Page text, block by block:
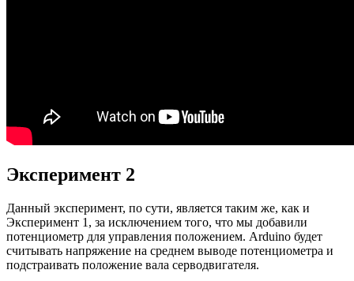
Эксперимент 2
Данный эксперимент, по сути, является таким же, как и
Эксперимент 1, за исключением того, что мы добавили
потенциометр для управления положением. Arduino будет
считывать напряжение на среднем выводе потенциометра и
подстраивать положение вала серводвигателя.